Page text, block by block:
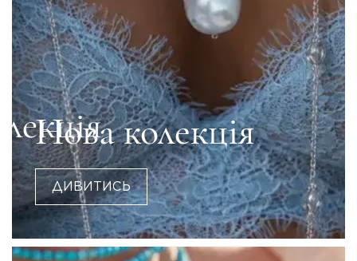
Нова колекція
ДИВИТИСЬ